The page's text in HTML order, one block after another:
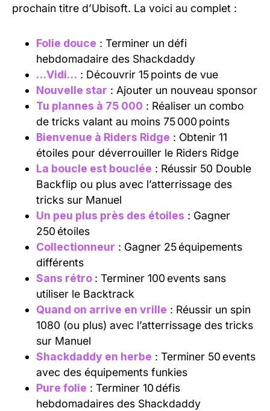
prochain titre d’Ubisoft. La voici au complet :
Folie douce : Terminer un défi
hebdomadaire des Shackdaddy
…Vidi… : Découvrir 15 points de vue
Nouvelle star : Ajouter un nouveau sponsor
Tu plannes à 75 000 : Réaliser un combo
de tricks valant au moins 75 000 points
Bienvenue à Riders Ridge : Obtenir 11
étoiles pour déverrouiller le Riders Ridge
La boucle est bouclée : Réussir 50 Double
Backflip ou plus avec l’atterrissage des
tricks sur Manuel
Un peu plus près des étoiles : Gagner
250 étoiles
Collectionneur : Gagner 25 équipements
différents
Sans rétro : Terminer 100 events sans
utiliser le Backtrack
Quand on arrive en vrille : Réussir un spin
1080 (ou plus) avec l’atterrissage des tricks
sur Manuel
Shackdaddy en herbe : Terminer 50 events
avec des équipements funkies
Pure folie : Terminer 10 défis
hebdomadaires des Shackdaddy